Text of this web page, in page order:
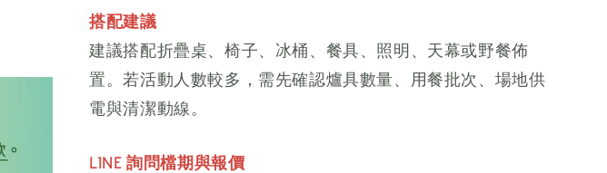
搭配建議
建議搭配折疊桌、椅子、冰桶、餐具、照明、天幕或野餐佈
置。若活動人數較多，需先確認爐具數量、用餐批次、場地供
電與清潔動線。
LINE 詢問檔期與報價